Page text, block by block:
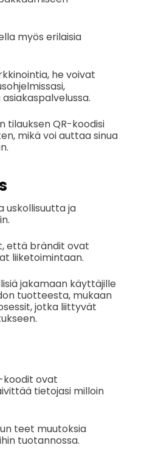
myös erilaisia
he voivat
tilauksen QR-koodisi
mikä voi auttaa sinua
uskollisuutta ja
että brändit ovat
liiketoimintaan.
jakamaan käyttäjille
tuotteesta, mukaan
jotka liittyvät
koodit ovat
tietojasi milloin
teet muutoksia
tuotannossa.